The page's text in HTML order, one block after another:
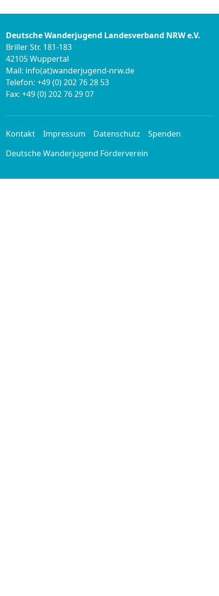
Deutsche Wanderjugend Landesverband NRW e.V.
Briller Str. 181-183
42105 Wuppertal
Mail: info(at)wanderjugend-nrw.de
Telefon: +49 (0) 202 76 28 53
Fax: +49 (0) 202 76 29 07
Kontakt Impressum Datenschutz
Spenden
Deutsche Wanderjugend Förderverein